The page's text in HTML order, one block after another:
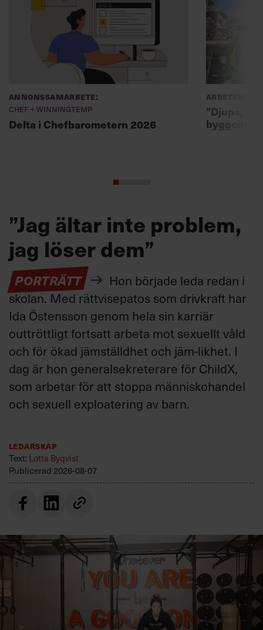
Annonssamarbete:
Chef + Winningtemp
Delta i Chefbarometern 2026
Arbetsmiljö
”Djupa,
”Jag ältar inte problem,
jag löser dem”
PORTRÄTT
Hon började leda redan i
skolan. Med rättvisepatos som drivkraft har
Ida Östensson genom hela sin karriär
outtröttligt fortsatt arbeta mot sexuellt våld
och för ökad jämställdhet och jäm-likhet. I
dag är hon generalsekreterare för ChildX,
som arbetar för att stoppa människohandel
och sexuell exploatering av barn.
Ledarskap
Text: Lotta Byqvist
Publicerad 2026-08-07